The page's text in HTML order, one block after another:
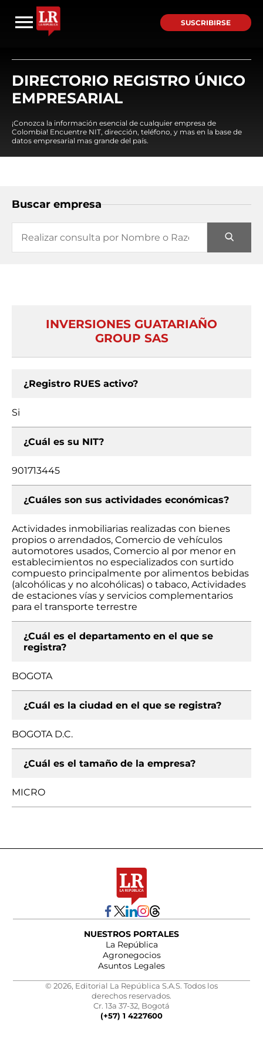
SUSCRIBIRSE
DIRECTORIO REGISTRO ÚNICO
EMPRESARIAL
¡Conozca la información esencial de cualquier empresa de
Colombia! Encuentre NIT, dirección, teléfono, y mas en la base de
datos empresarial mas grande del país.
Buscar empresa
INVERSIONES GUATARIAÑO
GROUP SAS
¿Registro RUES activo?
Si
¿Cuál es su NIT?
901713445
¿Cuáles son sus actividades económicas?
Actividades inmobiliarias realizadas con bienes
propios o arrendados, Comercio de vehículos
automotores usados, Comercio al por menor en
establecimientos no especializados con surtido
compuesto principalmente por alimentos bebidas
(alcohólicas y no alcohólicas) o tabaco, Actividades
de estaciones vías y servicios complementarios
para el transporte terrestre
¿Cuál es el departamento en el que se
registra?
BOGOTA
¿Cuál es la ciudad en el que se registra?
BOGOTA D.C.
¿Cuál es el tamaño de la empresa?
MICRO
NUESTROS PORTALES
La República
Agronegocios
Asuntos Legales
© 2026, Editorial La República S.A.S. Todos los
derechos reservados.
Cr. 13a 37-32, Bogotá
(+57) 1 4227600